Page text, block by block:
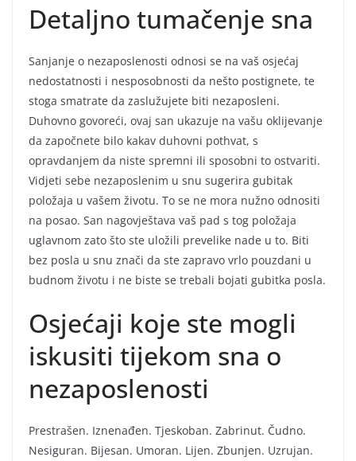
Detaljno tumačenje sna
Sanjanje o nezaposlenosti odnosi se na vaš osjećaj
nedostatnosti i nesposobnosti da nešto postignete, te
stoga smatrate da zaslužujete biti nezaposleni.
Duhovno govoreći, ovaj san ukazuje na vašu oklijevanje
da započnete bilo kakav duhovni pothvat, s
opravdanjem da niste spremni ili sposobni to ostvariti.
Vidjeti sebe nezaposlenim u snu sugerira gubitak
položaja u vašem životu. To se ne mora nužno odnositi
na posao. San nagovještava vaš pad s tog položaja
uglavnom zato što ste uložili prevelike nade u to. Biti
bez posla u snu znači da ste zapravo vrlo pouzdani u
budnom životu i ne biste se trebali bojati gubitka posla.
Osjećaji koje ste mogli
iskusiti tijekom sna o
nezaposlenosti
Prestrašen. Iznenađen. Tjeskoban. Zabrinut. Čudno.
Nesiguran. Bijesan. Umoran. Lijen. Zbunjen. Uzrujan.